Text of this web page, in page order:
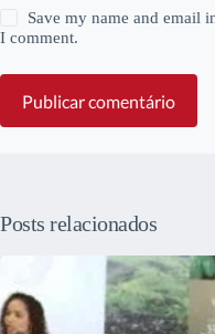
Save my name and email
I comment.
Publicar comentário
Posts relacionados